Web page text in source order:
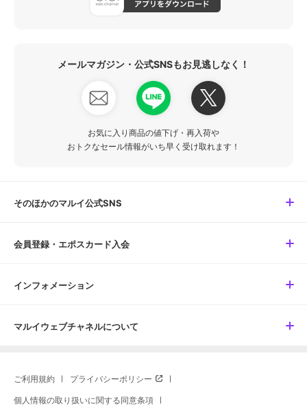
メールマガジン・公式SNSもお見逃しなく！
お気に入り商品の値下げ・再入荷や
おトクなセール情報がいち早く受け取れます！
そのほかのマルイ公式SNS
会員登録・エポスカード入会
インフォメーション
マルイウェブチャネルについて
ご利用規約 プライバシーポリシー
個人情報の取り扱いに関する同意条項